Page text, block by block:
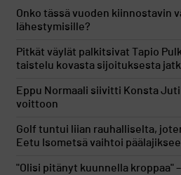
Onko tässä vuoden kiinnostavin
lähestymisille?
Pitkät väylät palkitsivat Tapio
taistelu kovasta sijoituksesta
Eppu Normaali siivitti Konsta
voittoon
Golf tuntui liian rauhalliselta,
Eetu Isometsä vaihtoi
"Olisi pitänyt kuunnella kroppaa"